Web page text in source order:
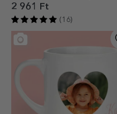
2 961 Ft
(16)